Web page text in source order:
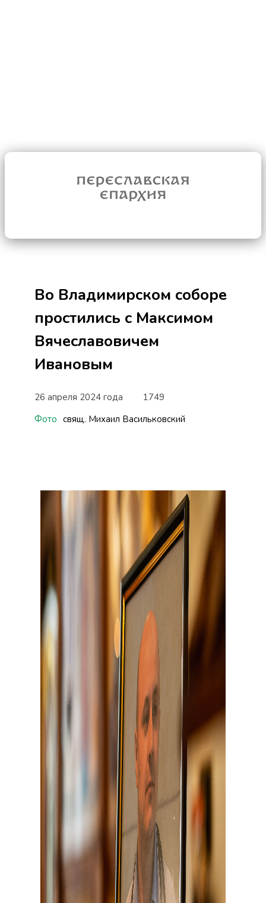
Во Владимирском соборе
простились с Максимом
Вячеславовичем
Ивановым
26 апреля 2024 года
1749
Фото свящ. Михаил Васильковский